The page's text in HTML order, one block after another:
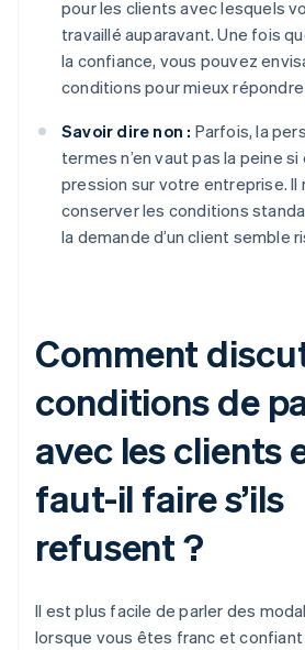
pour les clients avec lesquels
travaillé auparavant. Une fois
la confiance, vous pouvez
conditions pour mieux
Savoir dire non : Parfois, la
termes n’en vaut pas la peine
pression sur votre entreprise. Il
conserver les conditions
la demande d’un client semble
Comment
conditions de
avec les clients
faut-il faire s’ils
refusent ?
Il est plus facile de parler des
lorsque vous êtes franc et